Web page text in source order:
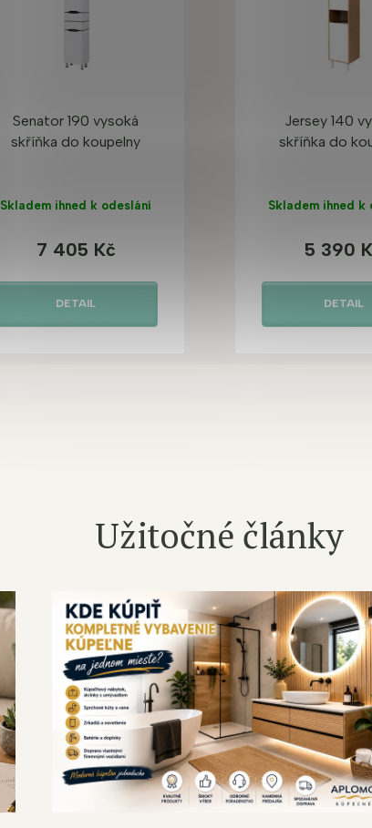
Senator 190 vysoká
skříňka do koupelny
Skladem ihned k odeslání
7 405 Kč
DETAIL
Jersey 140
skříňka do
Skladem ihned k
5 390
DETAIL
Užitočné články